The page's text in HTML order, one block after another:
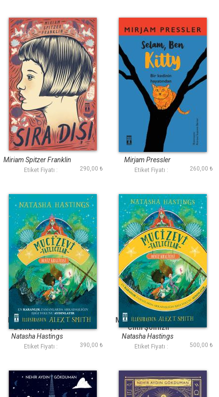
Sıra Dışı
Miriam Spitzer Franklin
Etiket Fiyatı : 290,00 ₺
Selam Ben Kitty
Mirjam Pressler
Etiket Fiyatı : 260,00 ₺
Mucizevi Tatlıcılar
Deniz Kraliçesi
Natasha Hastings
Etiket Fiyatı : 390,00 ₺
Mucizevi Tatlıcılar 2
Ciltli Şömizli
Natasha Hastings
Etiket Fiyatı : 500,00 ₺